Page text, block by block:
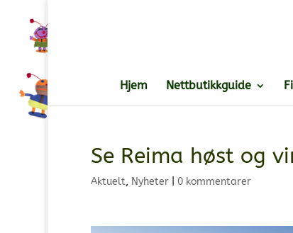
Hjem Nettbutikkguide
Se Reima høst og
Aktuelt, Nyheter| 0 kommentarer